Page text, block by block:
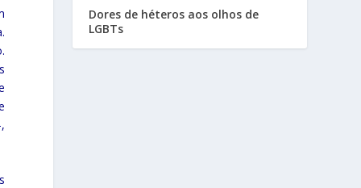
Dores de héteros aos olhos de
LGBTs